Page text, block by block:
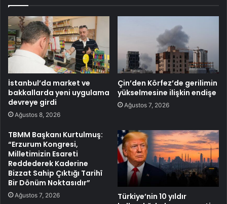
İstanbul’da market ve
bakkallarda yeni uygulama
devreye girdi
Ağustos 8, 2026
Çin’den Körfez’de gerilimin
yükselmesine ilişkin endişe
Ağustos 7, 2026
TBMM Başkanı Kurtulmuş:
“Erzurum Kongresi,
Milletimizin Esareti
Reddederek Kaderine
Bizzat Sahip Çıktığı Tarihî
Bir Dönüm Noktasıdır”
Ağustos 7, 2026
Türkiye’nin 10 yıldır